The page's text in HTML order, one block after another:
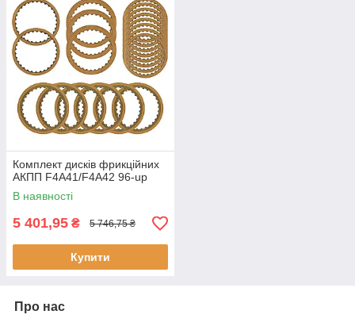
Комплект дисків фрикційних
АКПП F4A41/F4A42 96-up
В наявності
5 401,95 ₴ 5 746,75 ₴
Купити
Про нас